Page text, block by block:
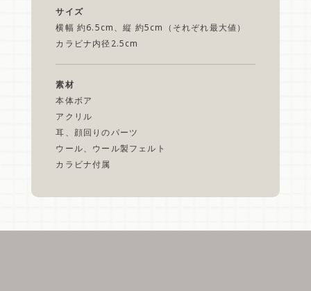
サイズ
横幅 約6.5cm、縦 約5cm（それぞれ最大値）
カラビナ内径2.5cm
素材
本体ボア
アクリル
耳、顔回りのパーツ
ウール、ウール製フェルト
カラビナ付属